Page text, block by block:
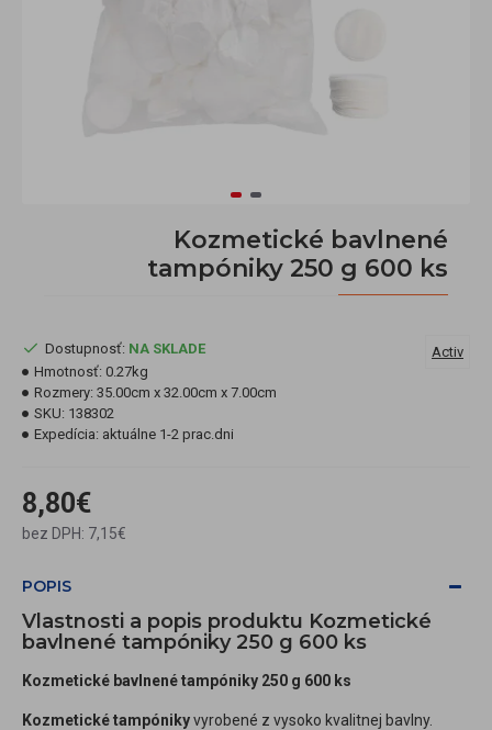
Kozmetické bavlnené
tampóniky 250 g 600 ks
8,80€
bez DPH: 7,15€
Dostupnosť: NA SKLADE
Hmotnosť: 0.27kg
Rozmery: 35.00cm x 32.00cm x 7.00cm
SKU: 138302
Expedícia: aktuálne 1-2 prac.dni
Activ
POPIS
Vlastnosti a popis produktu Kozmetické
bavlnené tampóniky 250 g 600 ks
Kozmetické bavlnené tampóniky 250 g 600 ks
Kozmetické tampónikyvyrobené z vysoko kvalitnej bavlny.